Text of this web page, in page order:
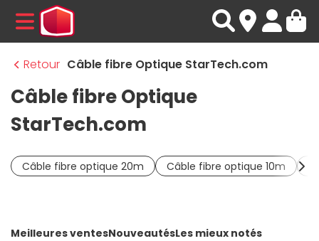
MENU
Retour Câble fibre Optique StarTech.com
Câble fibre Optique
StarTech.com
Câble fibre optique 20m Câble fibre optique 10m
Meilleures ventesNouveautésLes mieux notés